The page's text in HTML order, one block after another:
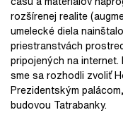
rozšírenej realite
umelecké diela
priestranstvách
pripojených na
sme sa rozhodli zvoliť
Prezidentským
budovou Tatrabanky.